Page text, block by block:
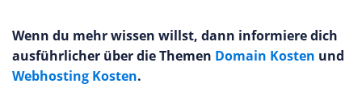
Wenn du mehr wissen willst, dann informiere dich
ausführlicher über die Themen Domain Kosten und
Webhosting Kosten.